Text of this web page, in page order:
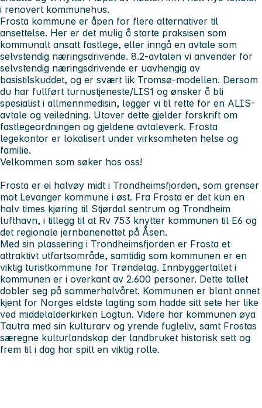
i renovert kommunehus.
Frosta kommune er åpen for flere alternativer til
ansettelse. Her er det mulig å starte praksisen som
kommunalt ansatt fastlege, eller inngå en avtale som
selvstendig næringsdrivende. 8.2-avtalen vi anvender for
selvstendig næringsdrivende er uavhengig av
basistilskuddet, og er svært lik Tromsø-modellen. Dersom
du har fullført turnustjeneste/LIS1 og ønsker å bli
spesialist i allmennmedisin, legger vi til rette for en ALIS-
avtale og veiledning. Utover dette gjelder forskrift om
fastlegeordningen og gjeldene avtaleverk. Frosta
legekontor er lokalisert under virksomheten helse og
familie.
Velkommen som søker hos oss!
Frosta er ei halvøy midt i Trondheimsfjorden, som grenser
mot Levanger kommune i øst. Fra Frosta er det kun en
halv times kjøring til Stjørdal sentrum og Trondheim
lufthavn, i tillegg til at Rv 753 knytter kommunen til E6 og
det regionale jernbanenettet på Åsen.
Med sin plassering i Trondheimsfjorden er Frosta et
attraktivt utfartsområde, samtidig som kommunen er en
viktig turistkommune for Trøndelag. Innbyggertallet i
kommunen er i overkant av 2.600 personer. Dette tallet
dobler seg på sommerhalvåret. Kommunen er blant annet
kjent for Norges eldste lagting som hadde sitt sete her like
ved middelalderkirken Logtun. Videre har kommunen øya
Tautra med sin kulturarv og yrende fugleliv, samt Frostas
særegne kulturlandskap der landbruket historisk sett og
frem til i dag har spilt en viktig rolle.